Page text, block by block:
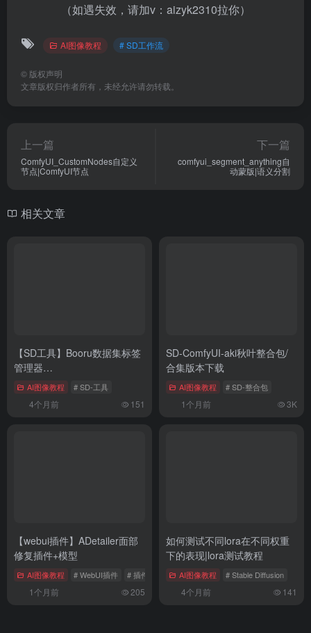
（如遇失效，请加v：aizyk2310拉你）
AI图像教程 # SD工作流
© 版权声明
文章版权归作者所有，未经允许请勿转载。
上一篇
ComfyUI_CustomNodes自定义
节点|ComfyUI节点
下一篇
comfyui_segment_anything自
动蒙版|语义分割
相关文章
【SD工具】Booru数据集标签
管理器
v2.0.2/BooruDatasetTagManager
AI图像教程 # SD-工具
4个月前 151
SD-ComfyUI-aki秋叶整合包/
合集版本下载
AI图像教程 # SD-整合包
1个月前 3K
【webui插件】ADetailer面部
修复插件+模型
AI图像教程 # WebUI插件 # 插件
1个月前 205
如何测试不同lora在不同权重
下的表现|lora测试教程
AI图像教程 # Stable Diffusion
4个月前 141